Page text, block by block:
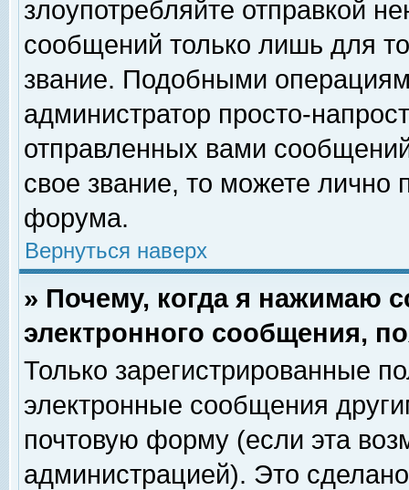
злоупотребляйте отправкой
сообщений только лишь для
звание. Подобными
администратор просто-
отправленных вами
свое звание, то можете лично
форума.
Вернуться наверх
» Почему, когда я нажимаю
электронного сообщения,
Только зарегистрированные
электронные сообщения
почтовую форму (если эта
администрацией). Это